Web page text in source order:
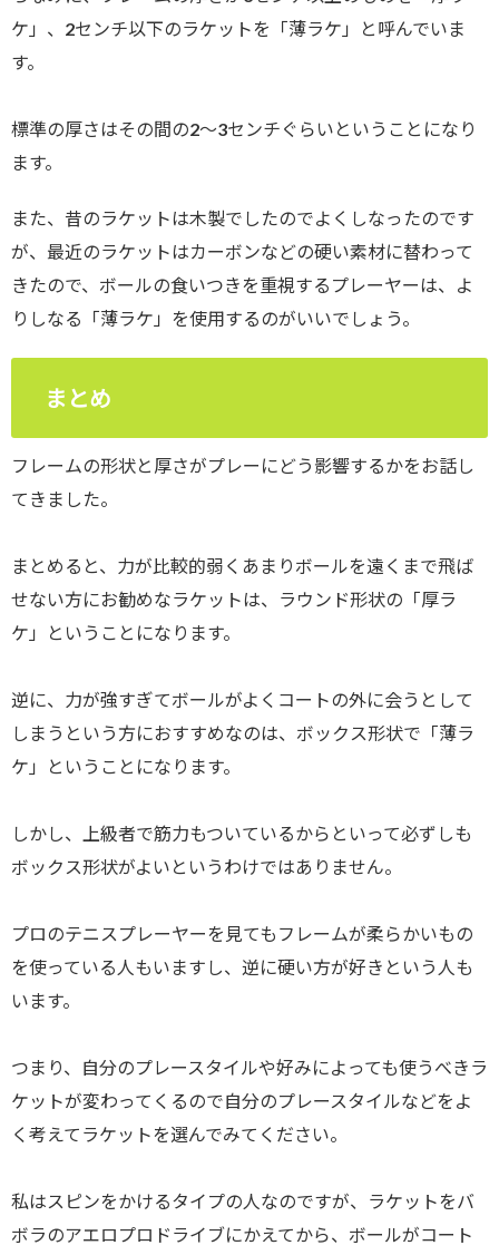
ケ」、2センチ以下のラケットを「薄ラケ」と呼んでいま
す。
標準の厚さはその間の2～3センチぐらいということになり
ます。
また、昔のラケットは木製でしたのでよくしなったのです
が、最近のラケットはカーボンなどの硬い素材に替わって
きたので、ボールの食いつきを重視するプレーヤーは、よ
りしなる「薄ラケ」を使用するのがいいでしょう。
まとめ
フレームの形状と厚さがプレーにどう影響するかをお話し
てきました。
まとめると、力が比較的弱くあまりボールを遠くまで飛ば
せない方にお勧めなラケットは、ラウンド形状の「厚ラ
ケ」ということになります。
逆に、力が強すぎてボールがよくコートの外に会うとして
しまうという方におすすめなのは、ボックス形状で「薄ラ
ケ」ということになります。
しかし、上級者で筋力もついているからといって必ずしも
ボックス形状がよいというわけではありません。
プロのテニスプレーヤーを見てもフレームが柔らかいもの
を使っている人もいますし、逆に硬い方が好きという人も
います。
つまり、自分のプレースタイルや好みによっても使うべきラ
ケットが変わってくるので自分のプレースタイルなどをよ
く考えてラケットを選んでみてください。
私はスピンをかけるタイプの人なのですが、ラケットをバ
ボラのアエロプロドライブにかえてから、ボールがコート